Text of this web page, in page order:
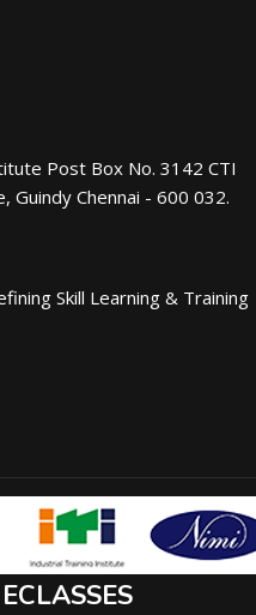
Post Box No. 3142 CTI
Guindy Chennai - 600 032.
Skill Learning & Training